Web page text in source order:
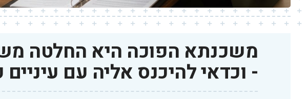
משכנתא הפוכה היא החלטה
- וכדאי להיכנס אליה עם